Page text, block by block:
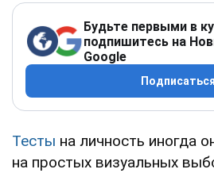
Будьте первыми в
подпишитесь на
Google
Подписаться
Тесты на личность иногда
на простых визуальных